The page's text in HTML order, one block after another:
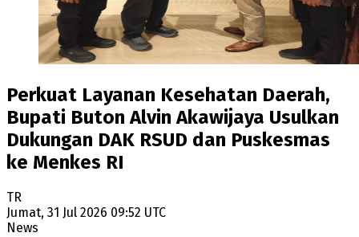
Perkuat Layanan Kesehatan Daerah,
Bupati Buton Alvin Akawijaya Usulkan
Dukungan DAK RSUD dan Puskesmas
ke Menkes RI
TR
Jumat, 31 Jul 2026 09:52 UTC
News